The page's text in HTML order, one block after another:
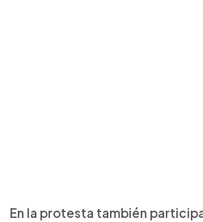
En la protesta también